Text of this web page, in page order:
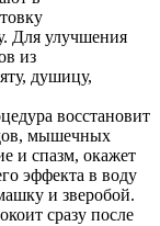
Для улучшения
из
душицу,
восстановит
мышечных
и спазм, окажет
эффекта в воду
и зверобой.
сразу после